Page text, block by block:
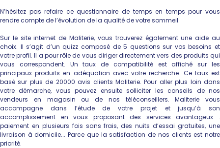
N’hésitez pas refaire ce questionnaire de temps en temps pour vous
rendre compte de l’évolution de la qualité de votre sommeil.
Sur le site internet de Maliterie, vous trouverez également une aide au
choix. Il s’agit d’un quizz composé de 5 questions sur vos besoins et
votre profil. Il a pour rôle de vous diriger directement vers des produits qui
vous correspondent. Un taux de compatibilité est affiché sur les
principaux produits en adéquation avec votre recherche. Ce taux est
basé sur plus de 20000 avis clients Maliterie. Pour aller plus loin dans
votre démarche, vous pouvez ensuite solliciter les conseils de nos
vendeurs en magasin ou de nos téléconseillers. Maliterie vous
accompagne dans l’étude de votre projet et jusqu’à son
accomplissement en vous proposant des services avantageux :
paiement en plusieurs fois sans frais, des nuits d’essai gratuites, une
livraison à domicile... Parce que la satisfaction de nos clients est notre
priorité.